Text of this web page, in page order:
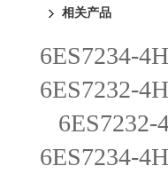
相关产品
6ES7234-
6ES7232-
6ES7234-